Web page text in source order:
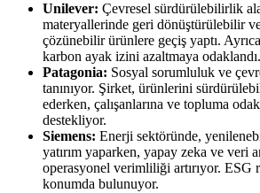
Unilever: Çevresel sürdürülebilirlik
materyallerinde geri dönüştürülebilir
çözünebilir ürünlere geçiş yaptı.
karbon ayak izini azaltmaya odaklandı.
Patagonia: Sosyal sorumluluk ve
tanınıyor. Şirket, ürünlerini
ederken, çalışanlarına ve topluma
destekliyor.
Siemens: Enerji sektöründe,
yatırım yaparken, yapay zeka ve veri
operasyonel verimliliği artırıyor. ESG
konumda bulunuyor.